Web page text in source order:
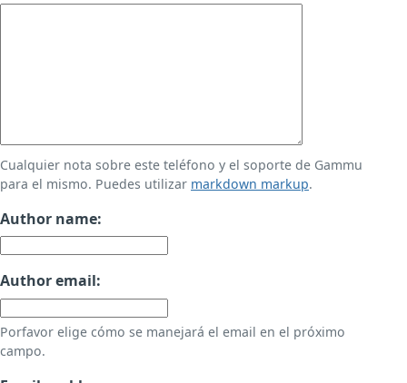
Cualquier nota sobre este teléfono y el soporte de Gammu
para el mismo. Puedes utilizar markdown markup.
Author name:
Author email:
Porfavor elige cómo se manejará el email en el próximo
campo.